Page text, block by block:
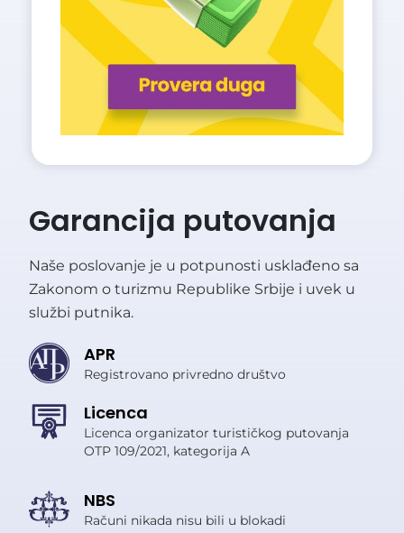
Garancija putovanja
Naše poslovanje je u potpunosti usklađeno sa
Zakonom o turizmu Republike Srbije i uvek u
službi putnika.
APR
Registrovano privredno društvo
Licenca
Licenca organizator turističkog putovanja
OTP 109/2021, kategorija A
NBS
Računi nikada nisu bili u blokadi